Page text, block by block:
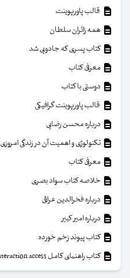
قالب پاورپوینت
همه زائران سلطان
کتاب پسری که جادویی شد
معرفی کتاب
دوستی با کتاب
قالب پاورپوینت گرافیکی
درباره محسن رضایی
تکنولوژی و اهمیت آن در زندگی امروزی
معرفی کتاب
خلاصه کتاب سواد بصری
درباره فخرالدین عراقی
درباره امیر کبیر
کتاب پیوند زخم خورده
کتاب راهنمای کامل Interaction access